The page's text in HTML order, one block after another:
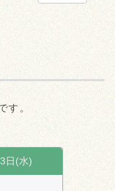
す。
日(水)